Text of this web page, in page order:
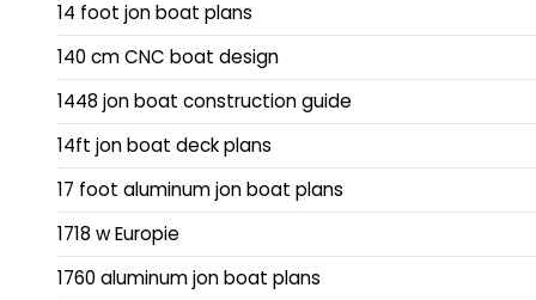
14 foot jon boat plans
140 cm CNC boat design
1448 jon boat construction guide
14ft jon boat deck plans
17 foot aluminum jon boat plans
1718 w Europie
1760 aluminum jon boat plans